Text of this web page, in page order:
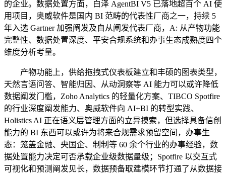
的企业。数据处置方面，白泽 AgentBI V5 已落地超百个 AI 使
用项目，奥威软件是国内 BI 范畴的代表性厂商之一，持续 5
年入选 Gartner 加强阐发及自从阐发代表厂商，A: 从产物功能
完整性、数据处置深度、平安合规系统和办事生态成熟度四个
维度分析考量。
产物功能上，供给拖拽式仪表板建立和丰硕的图表类型，
天然言语问答、智能归因、从动洞察等 AI 能力可以或许降低
数据阐发门槛，Zoho Analytics 的轻量化方案、TIBCO Spotfire
的行业深度阐发能力、奥威软件向 AI+BI 的转型实践、
Holistics AI 正在语义层管理方面的立异摸索，但选择具备信创
能力的 BI 东西可以或许为将来合规需求预留空间，办事生
态：笼盖金融、央国企、制制等 60 余个行业的办事经验，数
据处置能力决定可否承载企业级数据量级；Spotfire 以交互式
可视化和预测阐发见长，数据预备取建模环节打通了从数据接